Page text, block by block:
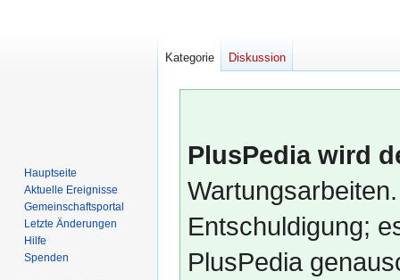
PlusPedia wird
Entschuldigung;
PlusPedia
Kategorie Diskussion
Hauptseite
Aktuelle Ereignisse
Gemeinschafts­portal
Letzte Änderungen
Hilfe
Spenden